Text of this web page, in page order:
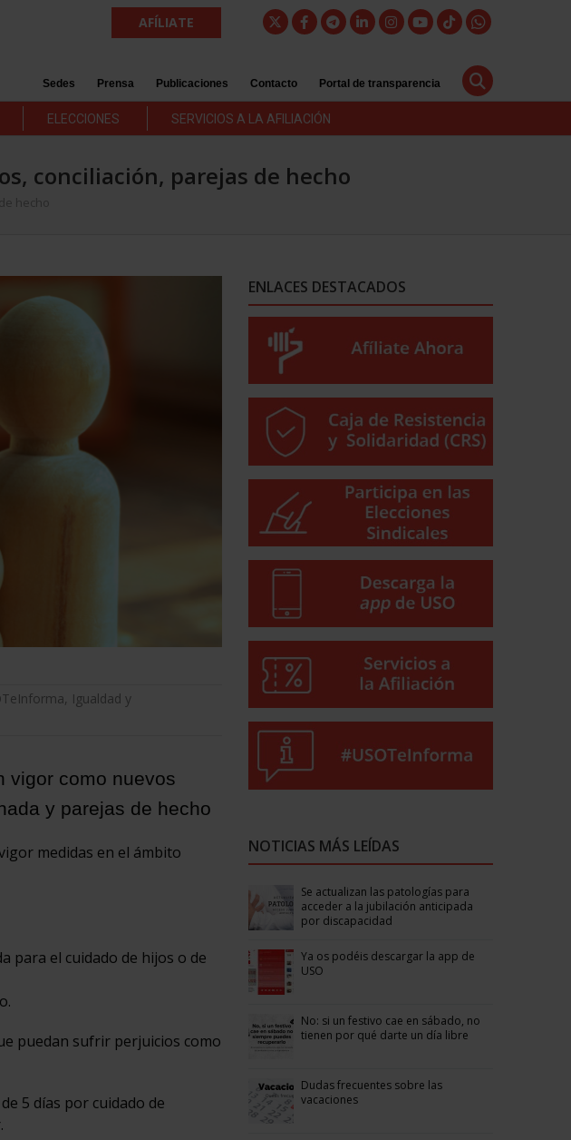
AFÍLIATE
Sedes Prensa Publicaciones Contacto Portal de transparencia
ELECCIONES SERVICIOS A LA AFILIACIÓN
conciliación, parejas de hecho
hecho
, Igualdad y
vigor como nuevos
y parejas de hecho
medidas en el ámbito
para el cuidado de hijos o de
puedan sufrir perjuicios como
5 días por cuidado de
ENLACES DESTACADOS
NOTICIAS MÁS LEÍDAS
Se actualizan las patologías para
acceder a la jubilación anticipada
por discapacidad
Ya os podéis descargar la app de
USO
No: si un festivo cae en sábado, no
tienen por qué darte un día libre
Dudas frecuentes sobre las
vacaciones